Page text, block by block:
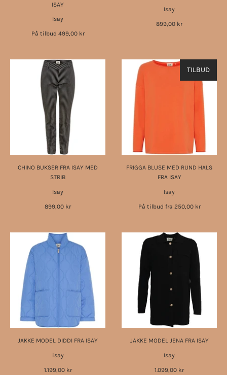
ISAY
Isay
På tilbud 499,00 kr
Isay
899,00 kr
CHINO BUKSER FRA ISAY MED
STRIB
Isay
899,00 kr
TILBUD
FRIGGA BLUSE MED RUND HALS
FRA ISAY
Isay
På tilbud fra 250,00 kr
JAKKE MODEL DIDDI FRA ISAY
isay
1.199,00 kr
JAKKE MODEL JENA FRA ISAY
Isay
1.099,00 kr